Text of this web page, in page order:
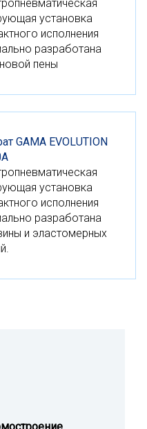
установка
исполнения
разработана
пены
GAMA EVOLUTION
установка
исполнения
разработана
и эластомерных